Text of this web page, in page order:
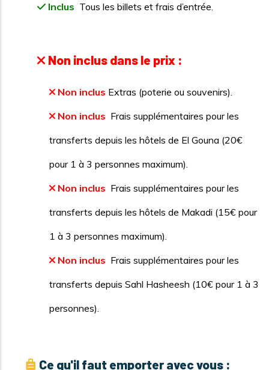
Inclus Tous les billets et frais d’entrée.
Non inclus dans le prix :
Non inclus Extras (poterie ou souvenirs).
Non inclus Frais supplémentaires pour les
transferts depuis les hôtels de El Gouna (20€
pour 1 à 3 personnes maximum).
Non inclus Frais supplémentaires pour les
transferts depuis les hôtels de Makadi (15€ pour
1 à 3 personnes maximum).
Non inclus Frais supplémentaires pour les
transferts depuis Sahl Hasheesh (10€ pour 1 à 3
personnes).
Ce qu'il faut emporter avec vous :